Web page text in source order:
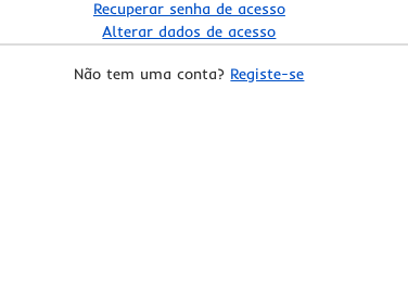
Recuperar senha de acesso
Alterar dados de acesso
Não tem uma conta? Registe-se